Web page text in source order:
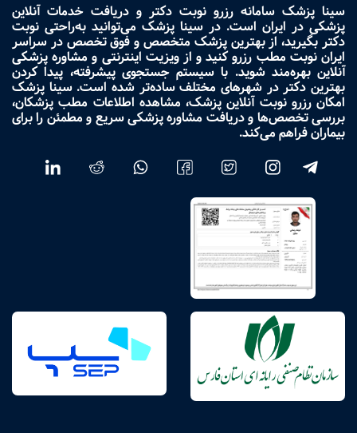
سینا پزشک سامانه رزرو نوبت دکتر و دریافت خدمات آنلاین
پزشکی در ایران است. در سینا پزشک می‌توانید به‌راحتی نوبت
دکتر بگیرید، از بهترین پزشک متخصص و فوق تخصص در سراسر
ایران نوبت مطب رزرو کنید و از ویزیت اینترنتی و مشاوره پزشکی
آنلاین بهره‌مند شوید. با سیستم جستجوی پیشرفته، پیدا کردن
بهترین دکتر در شهرهای مختلف ساده‌تر شده است. سینا پزشک
امکان رزرو نوبت آنلاین پزشک، مشاهده اطلاعات مطب پزشکان،
بررسی تخصص‌ها و دریافت مشاوره پزشکی سریع و مطمئن را برای
بیماران فراهم می‌کند.